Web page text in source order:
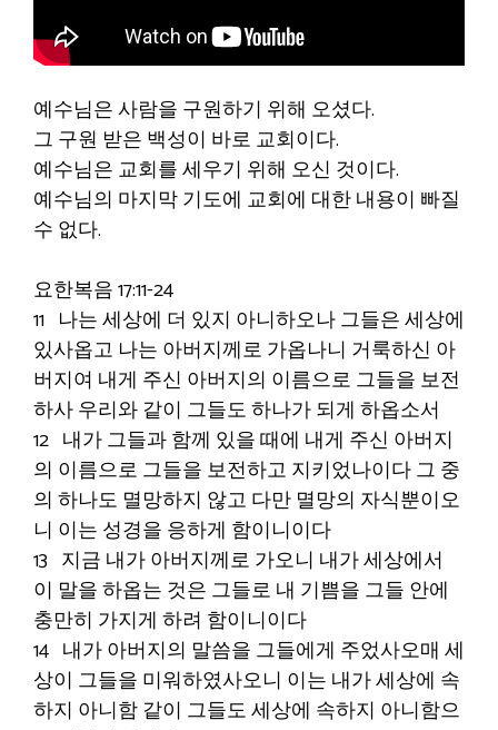
예수님은 사람을 구원하기 위해 오셨다.
그 구원 받은 백성이 바로 교회이다.
예수님은 교회를 세우기 위해 오신 것이다.
예수님의 마지막 기도에 교회에 대한 내용이 빠질
수 없다.
요한복음 17:11-24
11 나는 세상에 더 있지 아니하오나 그들은 세상에
있사옵고 나는 아버지께로 가옵나니 거룩하신 아
버지여 내게 주신 아버지의 이름으로 그들을 보전
하사 우리와 같이 그들도 하나가 되게 하옵소서
12 내가 그들과 함께 있을 때에 내게 주신 아버지
의 이름으로 그들을 보전하고 지키었나이다 그 중
의 하나도 멸망하지 않고 다만 멸망의 자식뿐이오
니 이는 성경을 응하게 함이니이다
13 지금 내가 아버지께로 가오니 내가 세상에서
이 말을 하옵는 것은 그들로 내 기쁨을 그들 안에
충만히 가지게 하려 함이니이다
14 내가 아버지의 말씀을 그들에게 주었사오매 세
상이 그들을 미워하였사오니 이는 내가 세상에 속
하지 아니함 같이 그들도 세상에 속하지 아니함으